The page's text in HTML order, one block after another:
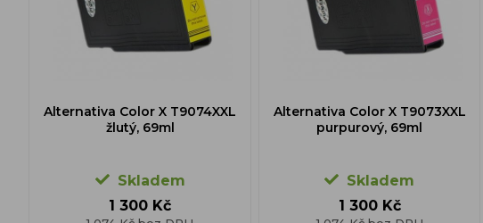
Alternativa Color X T9074XXL
žlutý, 69ml
Skladem
1 300 Kč
Alternativa Color X T9073XXL
purpurový, 69ml
Skladem
1 300 Kč